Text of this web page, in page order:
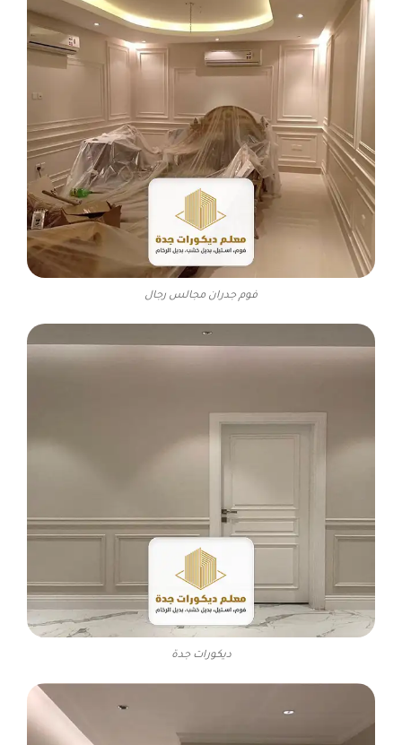
فوم جدران مجالس رجال
ديكورات جدة